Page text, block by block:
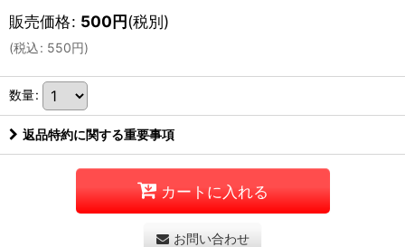
販売価格: 500円(税別)
(税込: 550円)
数量:
返品特約に関する重要事項
カートに入れる
お問い合わせ